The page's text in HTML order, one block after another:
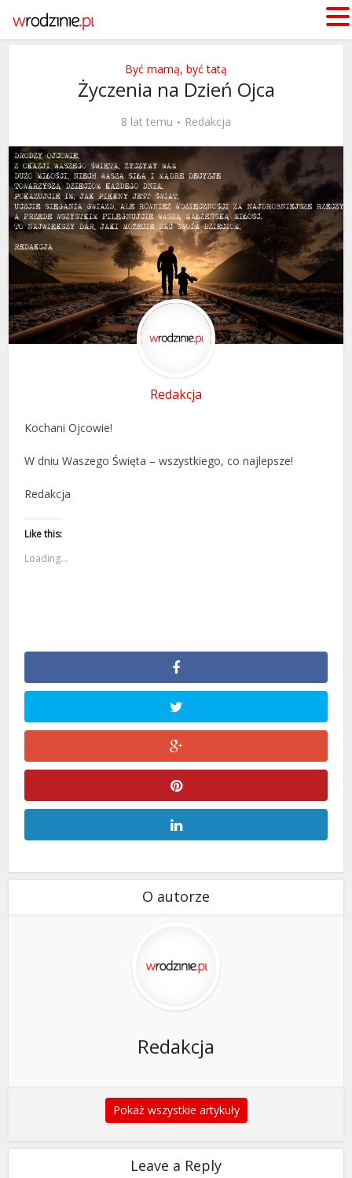
Być mamą, być tatą
Życzenia na Dzień Ojca
8 lat temu Redakcja
Redakcja
Kochani Ojcowie!
W dniu Waszego Święta – wszystkiego, co najlepsze!
Redakcja
Like this:
Loading...
O autorze
Redakcja
Pokaż wszystkie artykuły
Leave a Reply